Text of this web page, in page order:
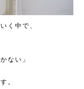
く中で、
ない」
。